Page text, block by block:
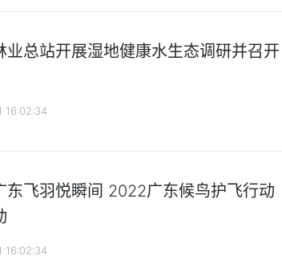
业总站开展湿地健康水生态调研并召开
16:02:34
东飞羽悦瞬间 2022广东候鸟护飞行动
16:02:34